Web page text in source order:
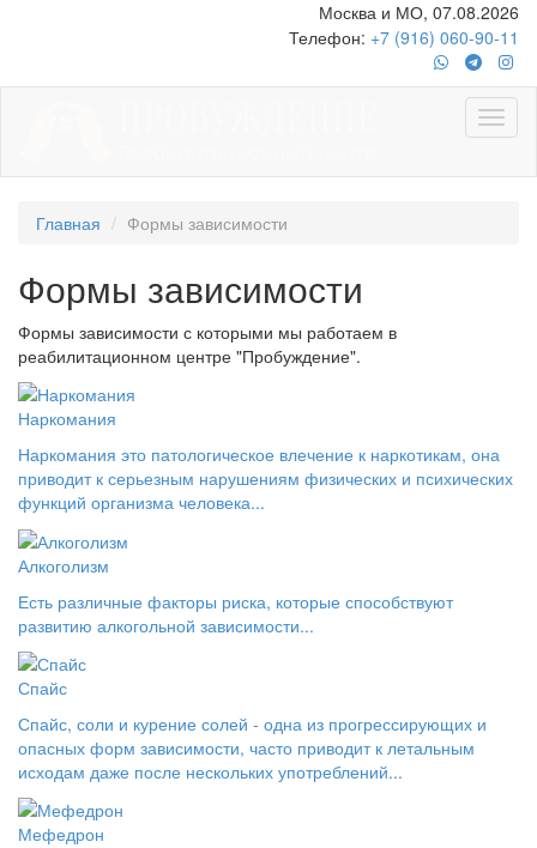
Москва и МО, 07.08.2026
Телефон: +7 (916) 060-90-11
Главная Формы зависимости
Формы зависимости
Формы зависимости с которыми мы работаем в
реабилитационном центре "Пробуждение".
Наркомания
Наркомания это патологическое влечение к наркотикам, она
приводит к серьезным нарушениям физических и психических
функций организма человека...
Алкоголизм
Есть различные факторы риска, которые способствуют
развитию алкогольной зависимости...
Спайс
Спайс, соли и курение солей - одна из прогрессирующих и
опасных форм зависимости, часто приводит к летальным
исходам даже после нескольких употреблений...
Мефедрон